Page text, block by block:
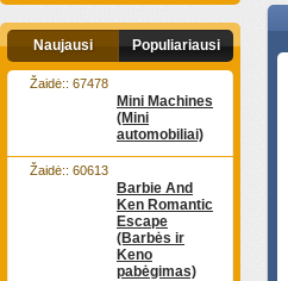
Naujausi Populiariausi
Mini Machines
(Mini
automobiliai)
Žaidė:: 67478
Barbie And
Ken Romantic
Escape
(Barbės ir
Keno
pabėgimas)
Žaidė:: 60613